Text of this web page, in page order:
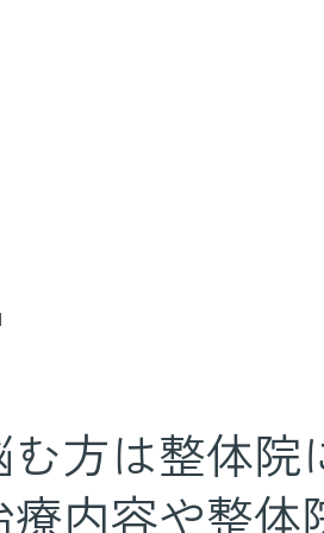
方は整体院
内容や整体